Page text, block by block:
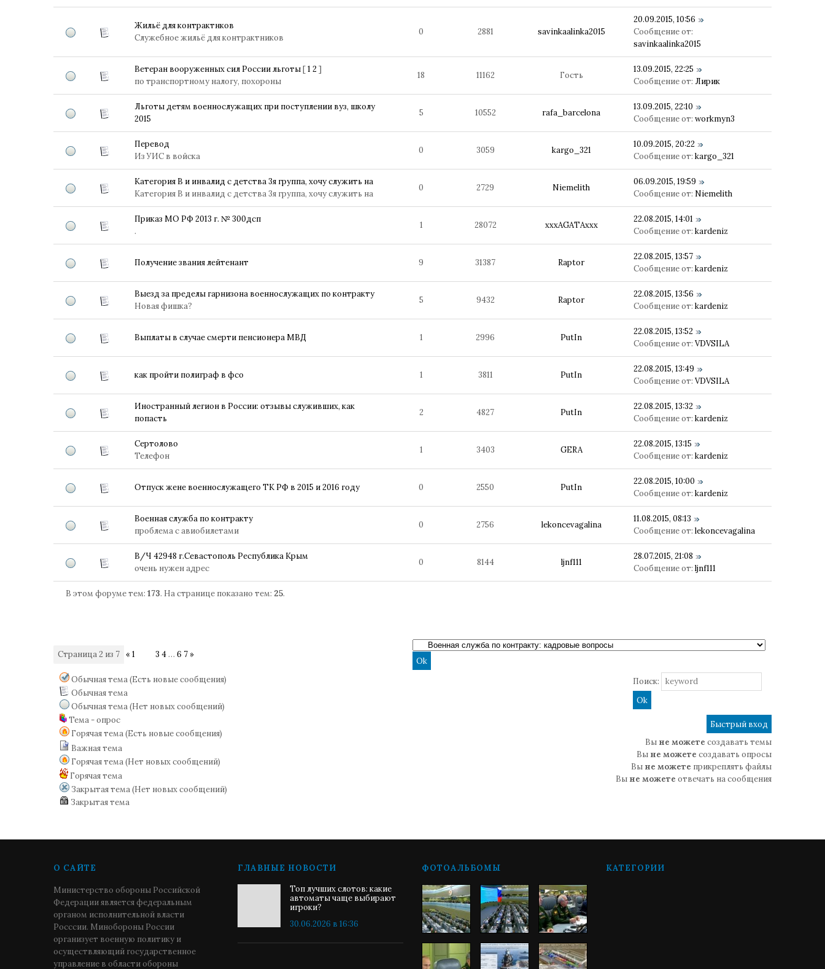
Жильё для контрактнков
Служебное жильё для контрактников
0 2881 savinkaalinka2015
20.09.2015, 10:56
Сообщение от:
savinkaalinka2015
Ветеран вооруженных сил России льготы[1 2 ]
по транспортному налогу, похороны
18 11162 Гость
13.09.2015, 22:25
Сообщение от: Лирик
Льготы детям военнослужащих при поступлении вуз, школу
2015
5 10552 rafa_barcelona
13.09.2015, 22:10
Сообщение от: workmyn3
Перевод
Из УИС в войска
0 3059 kargo_321
10.09.2015, 20:22
Сообщение от: kargo_321
Категория В и инвалид с детства 3я группа, хочу служить на
Категория В и инвалид с детства 3я группа, хочу служить на
0 2729 Niemelith
06.09.2015, 19:59
Сообщение от: Niemelith
Приказ МО РФ 2013 г. № 300дсп
.
1 28072 xxxAGATAxxx
22.08.2015, 14:01
Сообщение от: kardeniz
Получение звания лейтенант 9 31387 Raptor
22.08.2015, 13:57
Сообщение от: kardeniz
Выезд за пределы гарнизона военнослужащих по контракту
Новая фишка?
5 9432 Raptor
22.08.2015, 13:56
Сообщение от: kardeniz
Выплаты в случае смерти пенсионера МВД 1 2996 PutIn
22.08.2015, 13:52
Сообщение от: VDVSILA
как пройти полиграф в фсо 1 3811 PutIn
22.08.2015, 13:49
Сообщение от: VDVSILA
Иностранный легион в России: отзывы служивших, как
попасть
2 4827 PutIn
22.08.2015, 13:32
Сообщение от: kardeniz
Сертолово
Телефон
1 3403 GERA
22.08.2015, 13:15
Сообщение от: kardeniz
Отпуск жене военнослужащего ТК РФ в 2015 и 2016 году 0 2550 PutIn
22.08.2015, 10:00
Сообщение от: kardeniz
Военная служба по контракту
проблема с авиобилетами
0 2756 lekoncevagalina
11.08.2015, 08:13
Сообщение от: lekoncevagalina
В/Ч 42948 г.Севастополь Республика Крым
очень нужен адрес
0 8144 ljnf111
28.07.2015, 21:08
Сообщение от: ljnf111
В этом форуме тем: 173. На странице показано тем: 25.
Страница2 из 7 « 1 3 4 … 6 7»
Обычная тема (Есть новые сообщения)
Обычная тема
Обычная тема (Нет новых сообщений)
Тема - опрос
Горячая тема (Есть новые сообщения)
Важная тема
Горячая тема (Нет новых сообщений)
Горячая тема
Закрытая тема (Нет новых сообщений)
Закрытая тема
Поиск:
Вы не можете создавать темы
Вы не можете создавать опросы
Вы не можете прикреплять файлы
Вы не можете отвечать на сообщения
О САЙТЕ
Министерство обороны Российской
Федерации является федеральным
органом исполнительной власти
Росссии. Минобороны России
организует военную политику и
осуществляющий государственное
управление в области обороны
ГЛАВНЫЕ НОВОСТИ
Топ лучших слотов: какие
автоматы чаще выбирают
игроки?
30.06.2026 в 16:36
ФОТОАЛЬБОМЫ КАТЕГОРИИ